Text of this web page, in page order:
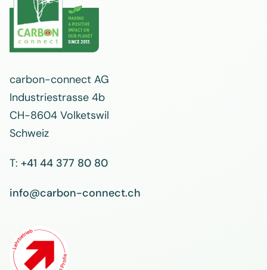
carbon-connect AG
Industriestrasse 4b
CH-8604 Volketswil
Schweiz
T: +41 44 377 80 80
info@carbon-connect.ch